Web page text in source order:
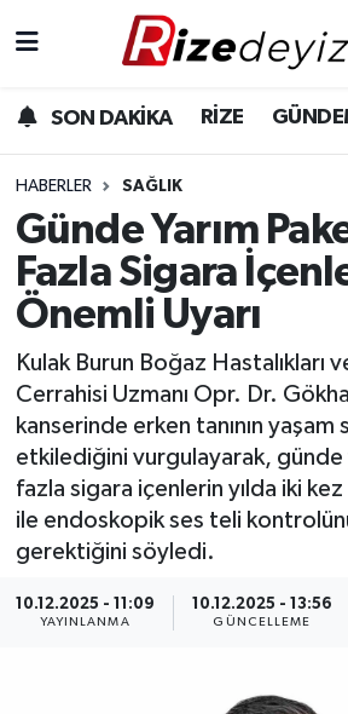
SON DAKİKA RİZE
HABERLER SAĞLIK
Günde Yarım
Fazla Sigara
Önemli Uyarı
Kulak Burun Boğaz Hastalıkları
Cerrahisi Uzmanı Opr. Dr.
kanserinde erken tanının
etkilediğini vurgulayarak, günde
fazla sigara içenlerin yılda iki
ile endoskopik ses teli
gerektiğini söyledi.
10.12.2025 - 11:09
YAYINLANMA
10.12.2025 - 13:56
GÜNCELLEME
Gündem
Yurttan Haberler
Ekonomi
Sağlık
Rize Hava Durumu
Rize Trafik Yoğunluk Haritası
Süper Lig Puan Durumu ve
Tüm Manşetler
Son Dakika Haberleri
Haber Arşivi